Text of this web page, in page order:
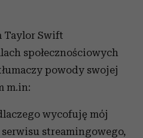
Taylor Swift
społecznościowych
powody swojej
m.in:
wycofuję mój
serwisu streamingowego,